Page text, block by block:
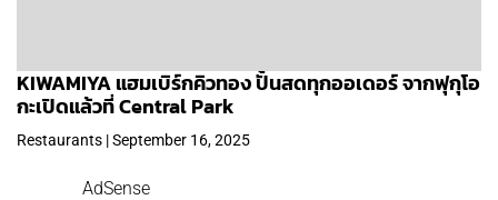
KIWAMIYA แฮมเบิร์กคิวทอง ปั้นสดทุกออเดอร์ จากฟุกุโอ
กะเปิดแล้วที่ Central Park
Restaurants | September 16, 2025
AdSense